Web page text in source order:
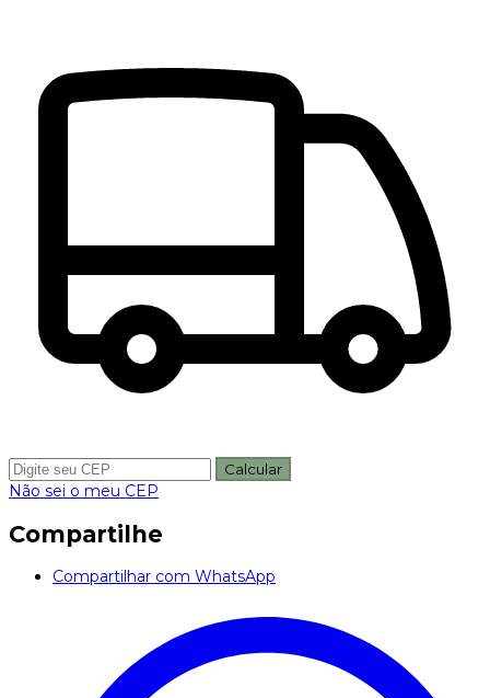
Calcular
Não sei o meu CEP
Compartilhe
Compartilhar com WhatsApp